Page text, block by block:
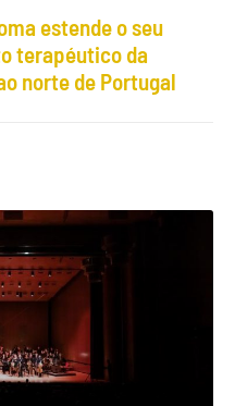
estende o seu
terapéutico da
norte de Portugal